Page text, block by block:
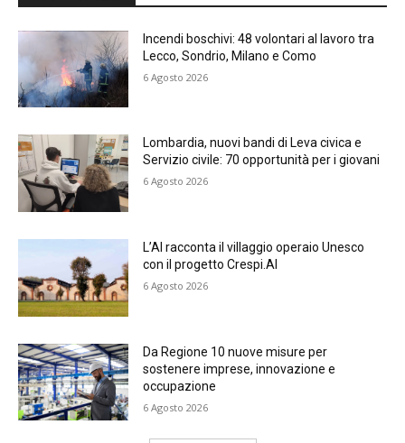
Incendi boschivi: 48 volontari al lavoro tra
Lecco, Sondrio, Milano e Como
6 Agosto 2026
Lombardia, nuovi bandi di Leva civica e
Servizio civile: 70 opportunità per i giovani
6 Agosto 2026
L’AI racconta il villaggio operaio Unesco
con il progetto Crespi.AI
6 Agosto 2026
Da Regione 10 nuove misure per
sostenere imprese, innovazione e
occupazione
6 Agosto 2026